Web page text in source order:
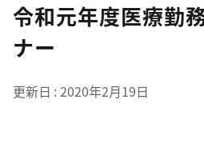
令和元年度医療勤
ナー
更新日 2020年2月19日